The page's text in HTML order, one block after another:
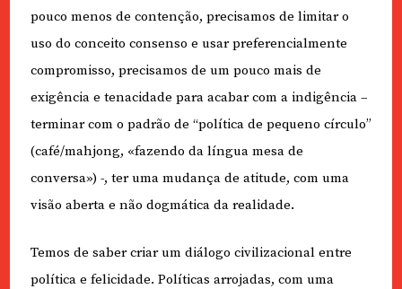
pouco menos de contenção, precisamos de limitar o
uso do conceito consenso e usar preferencialmente
compromisso, precisamos de um pouco mais de
exigência e tenacidade para acabar com a indigência –
terminar com o padrão de “política de pequeno círculo”
(café/mahjong, «fazendo da língua mesa de
conversa») -, ter uma mudança de atitude, com uma
visão aberta e não dogmática da realidade.
Temos de saber criar um diálogo civilizacional entre
política e felicidade. Políticas arrojadas, com uma